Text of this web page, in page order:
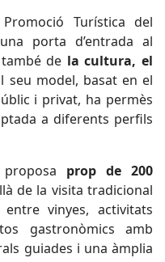
Turística del
porta d’entrada al
de la cultura, el
seu model, basat en el
i privat, ha permès
a diferents perfils
prop de 200
de la visita tradicional
vinyes, activitats
gastronòmics amb
guiades i una àmplia